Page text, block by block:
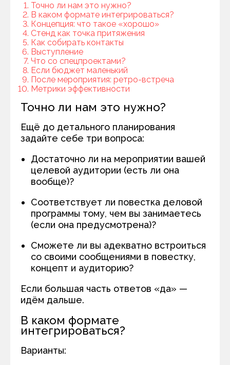
Точно ли нам это нужно?
В каком формате интегрироваться?
Концепция: что такое «хорошо»
Стенд как точка притяжения
Как собирать контакты
Выступление
Что со спецпроектами?
Если бюджет маленький
После мероприятия: ретро-встреча
Метрики эффективности
Точно ли нам это нужно?
Ещё до детального планирования
задайте себе три вопроса:
Достаточно ли на мероприятии вашей
целевой аудитории (есть ли она
вообще)?
Соответствует ли повестка деловой
программы тому, чем вы занимаетесь
(если она предусмотрена)?
Сможете ли вы адекватно встроиться
со своими сообщениями в повестку,
концепт и аудиторию?
Если большая часть ответов «да» —
идём дальше.
В каком формате
интегрироваться?
Варианты: